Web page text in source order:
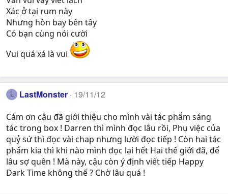
Xác ở tại rum này
Nhưng hồn bay bên tây
Có bạn cùng nói cười
Vui quá xá là vui
L LastMonster 19/11/12
Cảm ơn cậu đã giới thiệu cho mình vài tác phẩm sáng
tác trong box ! Darren thì mình đọc lâu rồi, Phụ việc của
quỷ sứ thì đọc vài chap nhưng lười đọc tiếp ! Còn hai tác
phẩm kia thì khi nào mình đọc lại hết Hai thế giới đã, để
lâu sợ quên ! Mà này, cậu còn ý định viết tiếp Happy
Dark Time không thế ? Chờ lâu quá !